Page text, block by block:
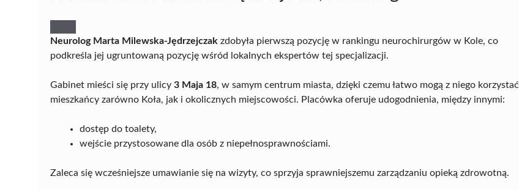
Neurolog Marta Milewska-Jędrzejczak zdobyła pierwszą pozycję w rankingu neurochirurgów w Kole, co
podkreśla jej ugruntowaną pozycję wśród lokalnych ekspertów tej specjalizacji.
Gabinet mieści się przy ulicy 3 Maja 18, w samym centrum miasta, dzięki czemu łatwo mogą z niego korzystać
mieszkańcy zarówno Koła, jak i okolicznych miejscowości. Placówka oferuje udogodnienia, między innymi:
dostęp do toalety,
wejście przystosowane dla osób z niepełnosprawnościami.
Zaleca się wcześniejsze umawianie się na wizyty, co sprzyja sprawniejszemu zarządzaniu opieką zdrowotną.